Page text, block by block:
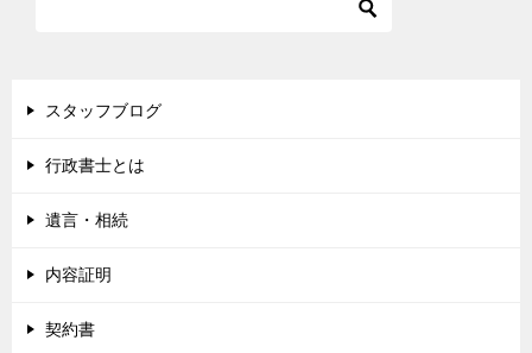
スタッフブログ
行政書士とは
遺言・相続
内容証明
契約書